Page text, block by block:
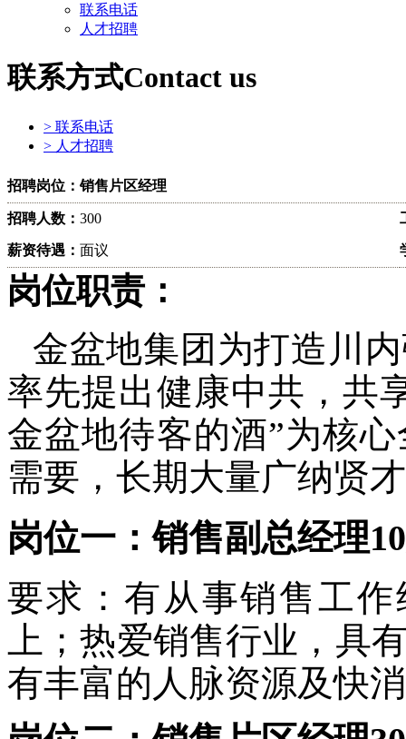
联系电话
人才招聘
联系方式Contact us
> 联系电话
> 人才招聘
招聘岗位：销售片区经理
招聘人数： 300
薪资待遇： 面议
岗位职责：
金盆地集团为打造川
率先提出健康中共，共
金盆地待客的酒”为核
需要，长期大量广纳贤才
岗位一：销售副总经理
要求：有从事销售工
上 ；热爱销售行业，具
有丰富的人脉资源及快